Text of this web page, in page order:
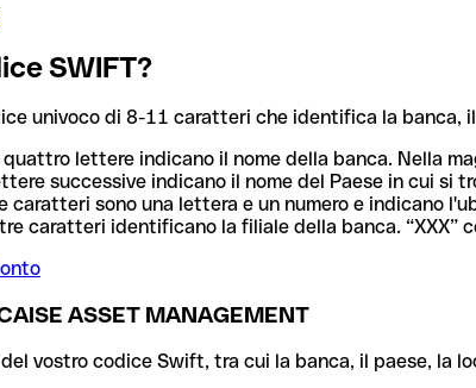
SWIFT?
univoco di 8-11 caratteri che identifica la banca,
quattro lettere indicano il nome della banca. Nella
successive indicano il nome del Paese in cui si
caratteri sono una lettera e un numero e indicano
caratteri identificano la filiale della banca. “XXX”
ASSET MANAGEMENT
vostro codice Swift, tra cui la banca, il paese, la